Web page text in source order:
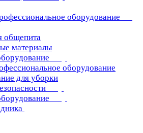
оборудование
общепита
материалы
оборудование
для уборки